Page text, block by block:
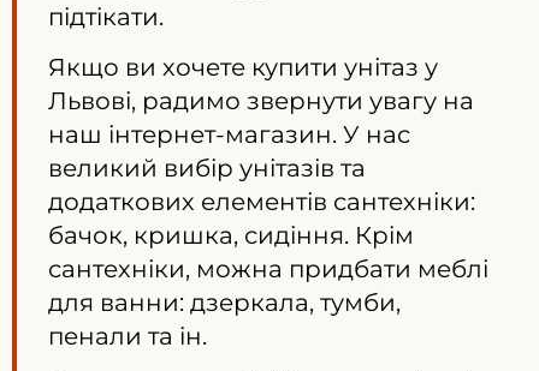
підтікати.
Якщо ви хочете купити унітаз у
Львові, радимо звернути увагу на
наш інтернет-магазин. У нас
великий вибір унітазів та
додаткових елементів сантехніки:
бачок, кришка, сидіння. Крім
сантехніки, можна придбати меблі
для ванни: дзеркала, тумби,
пенали та ін.